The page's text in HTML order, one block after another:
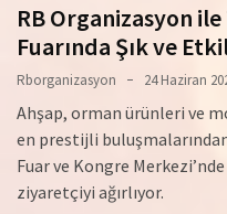
RB Organizasyon
Fuarında Şık ve
Rborganizasyon 24 Haziran
Ahşap, orman ürünleri ve
en prestijli
Fuar ve Kongre
ziyaretçiyi ağırlıyor.